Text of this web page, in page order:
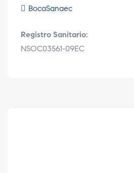
BocaSanaec
Registro Sanitario:
NSOC03561-09EC